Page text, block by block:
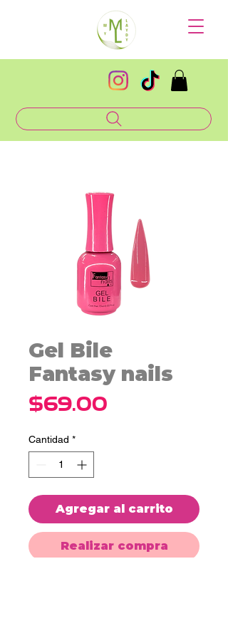
Gel Bile
Fantasy nails
$69.00
Cantidad *
Agregar al carrito
Realizar compra